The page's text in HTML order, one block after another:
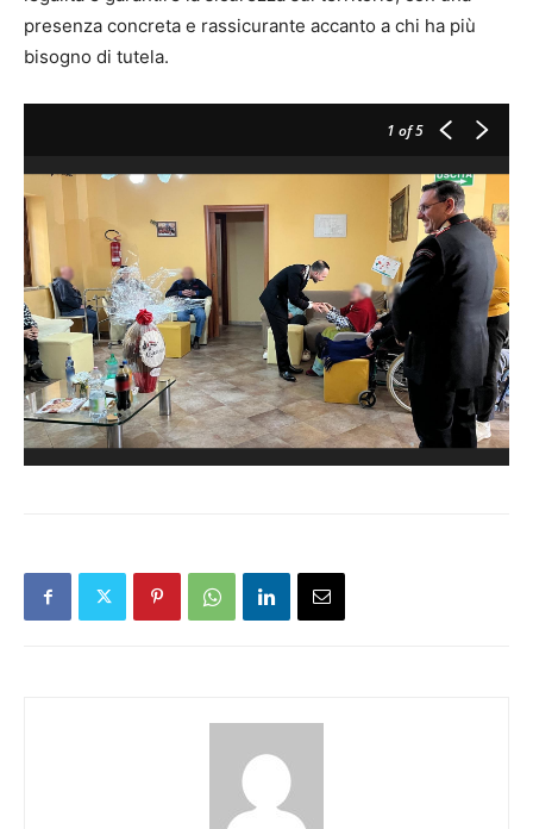
presenza concreta e rassicurante accanto a chi ha più
bisogno di tutela.
1 of 5